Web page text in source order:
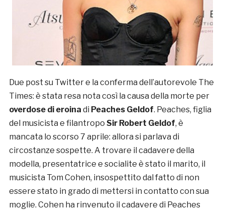
Due post su Twitter e la conferma dell’autorevole The
Times: è stata resa nota così la causa della morte per
overdose di eroina di Peaches Geldof. Peaches, figlia
del musicista e filantropo Sir Robert Geldof, è
mancata lo scorso 7 aprile: allora si parlava di
circostanze sospette. A trovare il cadavere della
modella, presentatrice e socialite è stato il marito, il
musicista Tom Cohen, insospettito dal fatto di non
essere stato in grado di mettersi in contatto con sua
moglie. Cohen ha rinvenuto il cadavere di Peaches